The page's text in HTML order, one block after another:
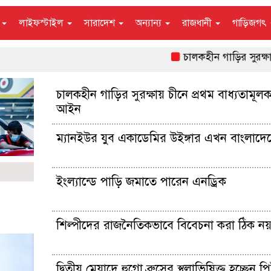
লাইফস্টাইল সারাদেশ অন্যান্য রাজধানী গাড়িজগৎ
চালকহীন গাড়ির সুরক্ষায়
চালকহীন গাড়ির সুরক্ষায় চীনে প্রথম বাধ্যতামূলক
আইন
ম্যানইউর যুব একাডেমির উইঙ্গার এখন
ইংল্যান্ডে পাড়ি জমাতে পারেন এনড্রিক
শিল্পীদের রাজনৈতিকভাবে বিবেচনা করা ঠিক